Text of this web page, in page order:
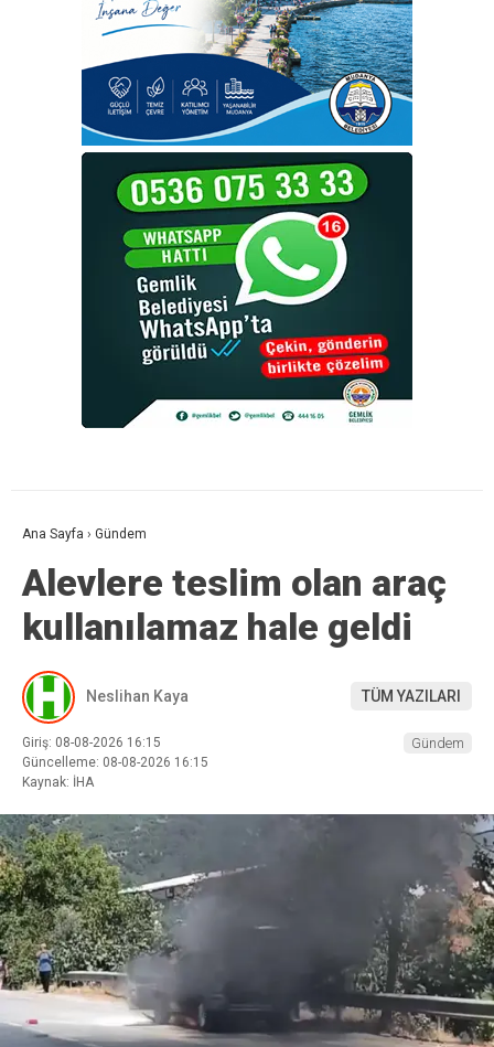
Ana Sayfa › Gündem
Alevlere teslim olan araç
kullanılamaz hale geldi
Neslihan Kaya TÜM YAZILARI
Giriş: 08-08-2026 16:15
Güncelleme: 08-08-2026 16:15
Kaynak: İHA
Gündem